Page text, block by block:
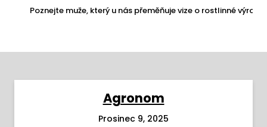
Poznejte muže, který u nás přeměňuje vize o rostlinné
Agronom
Prosinec 9, 2025